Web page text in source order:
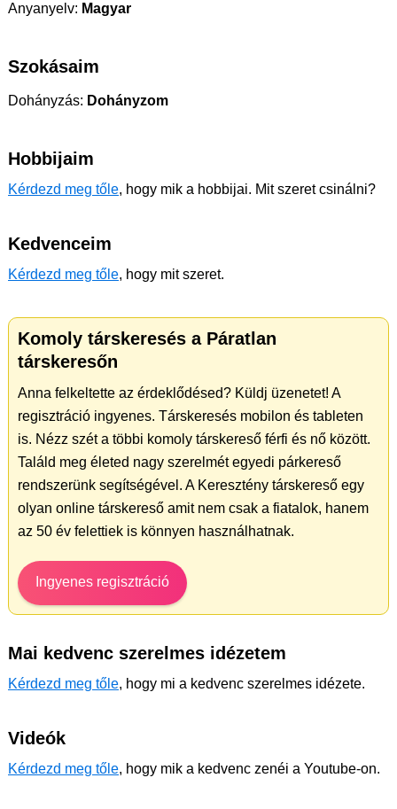
Anyanyelv: Magyar
Szokásaim
Dohányzás: Dohányzom
Hobbijaim
Kérdezd meg tőle, hogy mik a hobbijai. Mit szeret csinálni?
Kedvenceim
Kérdezd meg tőle, hogy mit szeret.
Komoly társkeresés a Páratlan
társkeresőn
Anna felkeltette az érdeklődésed? Küldj üzenetet! A
regisztráció ingyenes. Társkeresés mobilon és tableten
is. Nézz szét a többi komoly társkereső férfi és nő között.
Találd meg életed nagy szerelmét egyedi párkereső
rendszerünk segítségével. A Keresztény társkereső egy
olyan online társkereső amit nem csak a fiatalok, hanem
az 50 év felettiek is könnyen használhatnak.
Ingyenes regisztráció
Mai kedvenc szerelmes idézetem
Kérdezd meg tőle, hogy mi a kedvenc szerelmes idézete.
Videók
Kérdezd meg tőle, hogy mik a kedvenc zenéi a Youtube-on.